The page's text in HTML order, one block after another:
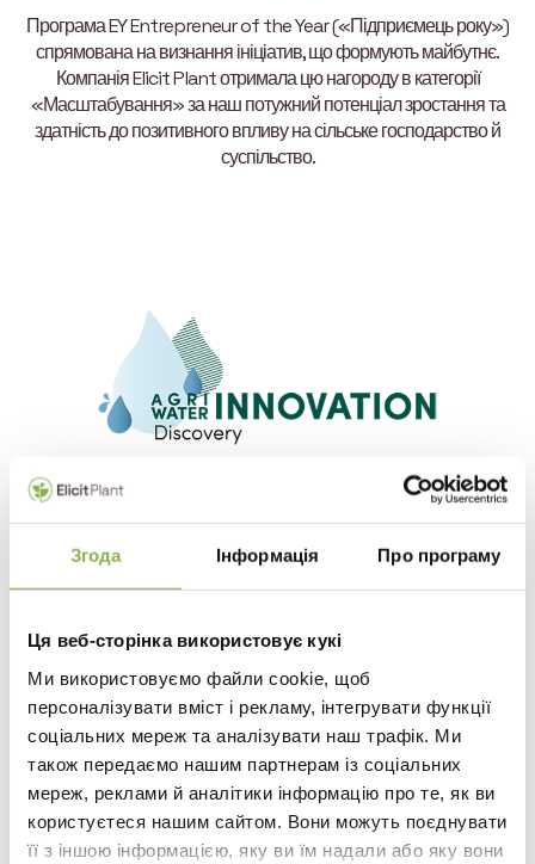
Згода Інформація Про програму
Ця веб-сторінка використовує кукі
Ми використовуємо файли cookie, щоб
персоналізувати вміст і рекламу, інтегрувати функції
соціальних мереж та аналізувати наш трафік. Ми
також передаємо нашим партнерам із соціальних
мереж, реклами й аналітики інформацію про те, як ви
користуєтеся нашим сайтом. Вони можуть поєднувати
її з іншою інформацією, яку ви їм надали або яку вони
Програма EY Entrepreneur of the Year («Підприємець року»)
спрямована на визнання ініціатив, що формують майбутнє.
Компанія Elicit Plant отримала цю нагороду в категорії
«Масштабування» за наш потужний потенціал зростання та
здатність до позитивного впливу на сільське господарство й
суспільство.
Нагорода Water Agri
Innovation Discovery
Award — 2024 рік
Лауреат премії Water Agri
Innovation Discovery Award за
найкращу інновацію в
управлінні водними ресурсами
(2024 рік)
Ця премія присуджується організацією Agro
Innovation Lab за найперспективніші інновації
для сталого сільського господарства. Компанія